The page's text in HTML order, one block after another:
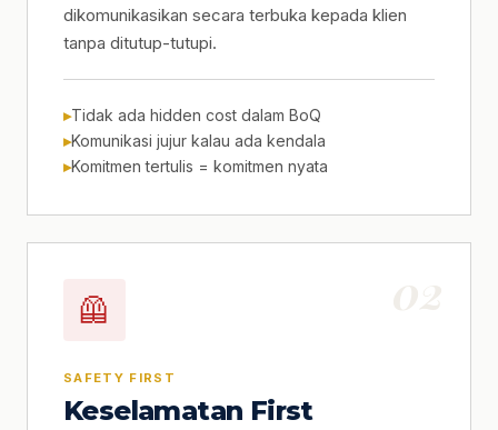
dikomunikasikan secara terbuka kepada klien
tanpa ditutup-tutupi.
Tidak ada hidden cost dalam BoQ
Komunikasi jujur kalau ada kendala
Komitmen tertulis = komitmen nyata
🦺
SAFETY FIRST
Keselamatan First